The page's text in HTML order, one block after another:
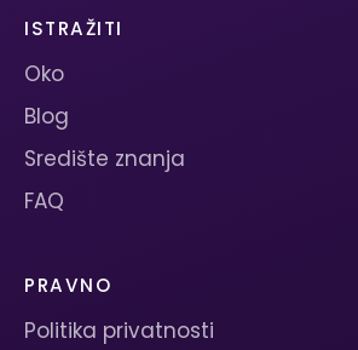
ISTRAŽITI
Oko
Blog
Središte znanja
FAQ
PRAVNO
Politika privatnosti